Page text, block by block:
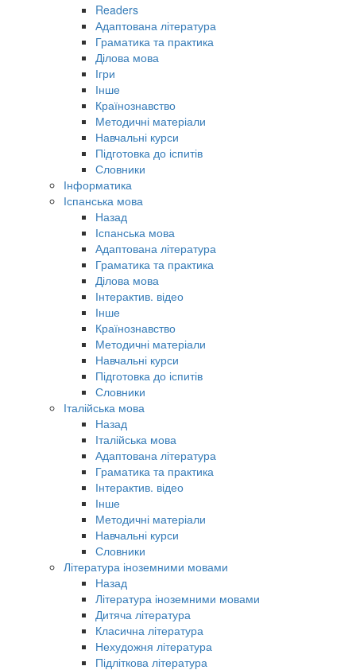
Readers
Адаптована література
Граматика та практика
Ділова мова
Ігри
Інше
Країнознавство
Методичні матеріали
Навчальні курси
Підготовка до іспитів
Словники
Інформатика
Іспанська мова
Назад
Іспанська мова
Адаптована література
Граматика та практика
Ділова мова
Інтерактив. відео
Інше
Країнознавство
Методичні матеріали
Навчальні курси
Підготовка до іспитів
Словники
Італійська мова
Назад
Італійська мова
Адаптована література
Граматика та практика
Інтерактив. відео
Інше
Методичні матеріали
Навчальні курси
Словники
Література іноземними мовами
Назад
Література іноземними мовами
Дитяча література
Класична література
Нехудожня література
Підліткова література